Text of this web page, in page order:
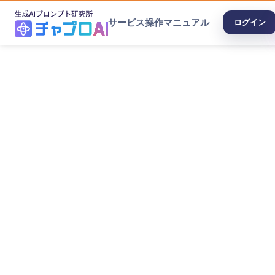
サービス操作マニュアル ログイン